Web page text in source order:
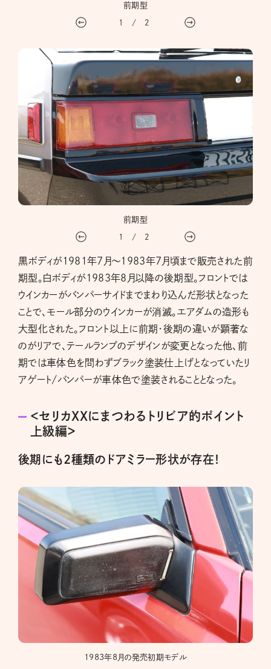
前期型
1 / 2
前期型
1 / 2
黒ボディが1981年7月〜1983年7月頃まで販売された前
期型。白ボディが1983年8月以降の後期型。フロントでは
ウインカーがバンパーサイドまでまわり込んだ形状となった
ことで、モール部分のウインカーが消滅。エアダムの造形も
大型化された。フロント以上に前期・後期の違いが顕著な
のがリアで、テールランプのデザインが変更となった他、前
期では車体色を問わずブラック塗装仕上げとなっていたリ
アゲート/バンパーが車体色で塗装されることとなった。
＜セリカXXにまつわるトリビア的ポイント
上級編＞
後期にも2種類のドアミラー形状が存在！
1983年8月の発売初期モデル